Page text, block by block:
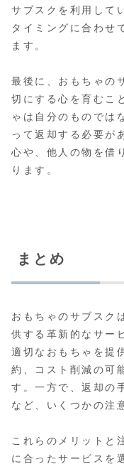
サブスクを利用して
タイミングに合わせ
ます。
最後に、おもちゃの
切にする心を育むこ
ゃは自分のものでは
って返却する必要が
心や、他人の物を借
ります。
まとめ
おもちゃのサブスク
供する革新的なサー
適切なおもちゃを提
約、コスト削減の可
す。一方で、返却の
など、いくつかの注
これらのメリットと
に合ったサービスを